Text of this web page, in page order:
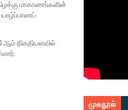
மாகாணங்களின்
யாழ்ப்பாணப்
ஆம் திகதியளவில்
முகநூல்